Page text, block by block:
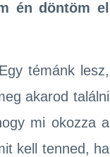
én döntöm el
témánk lesz,
akarod találni
mi okozza a
kell tenned, ha